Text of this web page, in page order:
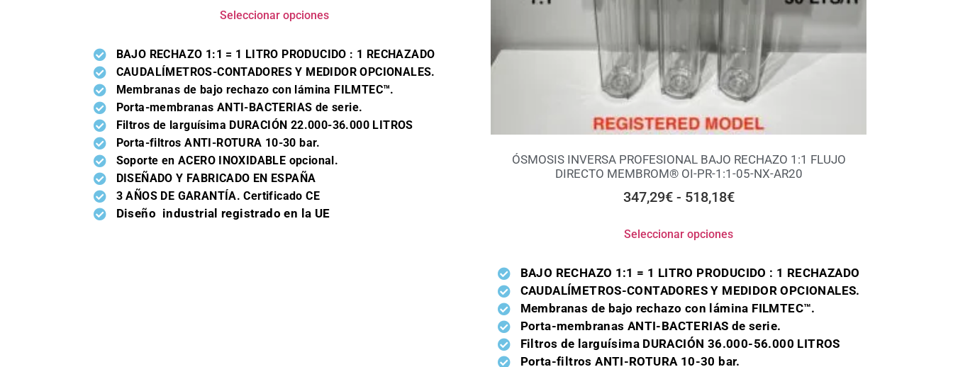
Seleccionar opciones
BAJO RECHAZO 1:1 = 1 LITRO PRODUCIDO : 1 RECHAZADO
CAUDALÍMETROS-CONTADORES Y MEDIDOR OPCIONALES.
Membranas de bajo rechazo con lámina FILMTEC™.
Porta-membranas ANTI-BACTERIAS de serie.
Filtros de larguísima DURACIÓN 22.000-36.000 LITROS
Porta-filtros ANTI-ROTURA 10-30 bar.
Soporte en ACERO INOXIDABLE opcional.
DISEÑADO Y FABRICADO EN ESPAÑA
3 AÑOS DE GARANTÍA. Certificado CE
Diseño industrial registrado en la UE
ÓSMOSIS INVERSA PROFESIONAL BAJO RECHAZO 1:1 FLUJO
DIRECTO MEMBROM® OI-PR-1:1-05-NX-AR20
347,29€ - 518,18€
Seleccionar opciones
BAJO RECHAZO 1:1 = 1 LITRO PRODUCIDO : 1 RECHAZADO
CAUDALÍMETROS-CONTADORES Y MEDIDOR OPCIONALES.
Membranas de bajo rechazo con lámina FILMTEC™.
Porta-membranas ANTI-BACTERIAS de serie.
Filtros de larguísima DURACIÓN 36.000-56.000 LITROS
Porta-filtros ANTI-ROTURA 10-30 bar.